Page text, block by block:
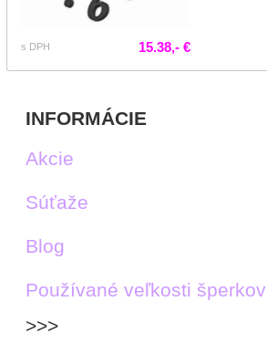
s DPH 15.38,- €
INFORMÁCIE
Akcie
Súťaže
Blog
Používané veľkosti šperkov
>>>